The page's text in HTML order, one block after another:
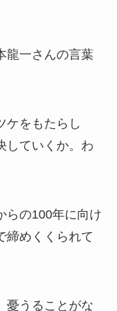
龍一さんの言葉
ケをもたらし
していくか。わ
らの100年に向け
締めくくられて
憂うることがな